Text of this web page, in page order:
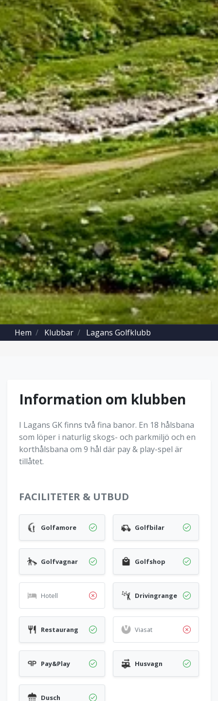
Hem Klubbar Lagans Golfklubb
Information om klubben
I Lagans GK finns två fina banor. En 18 hålsbana
som löper i naturlig skogs- och parkmiljö och en
korthålsbana om 9 hål där pay & play-spel är
tillåtet.
FACILITETER & UTBUD
Golfamore Golfbilar
Golfvagnar Golfshop
Hotell Drivingrange
Restaurang Viasat
Pay&Play Husvagn
Dusch